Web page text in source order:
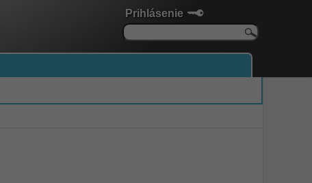
Prihlásenie